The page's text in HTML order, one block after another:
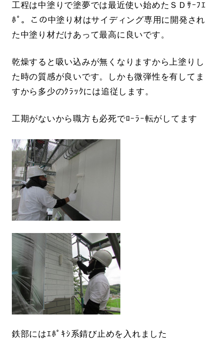
工程は中塗りで塗夢では最近使い始めたＳＤｻｰﾌｴ
ﾎﾟ。この中塗り材はサイディング専用に開発され
た中塗り材だけあって最高に良いです。
乾燥すると吸い込みが無くなりますから上塗りし
た時の質感が良いです。しかも微弾性を有してま
すから多少のｸﾗｯｸには追従します。
工期がないから職方も必死でﾛｰﾗｰ転がしてます
鉄部にはｴﾎﾟｷｼ系錆び止めを入れました